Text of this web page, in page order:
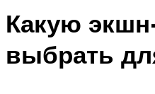
Какую
выбрать